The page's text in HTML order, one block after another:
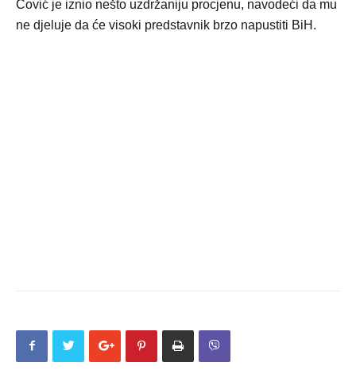
Čović je iznio nešto uzdržaniju procjenu, navodeći da mu
ne djeluje da će visoki predstavnik brzo napustiti BiH.